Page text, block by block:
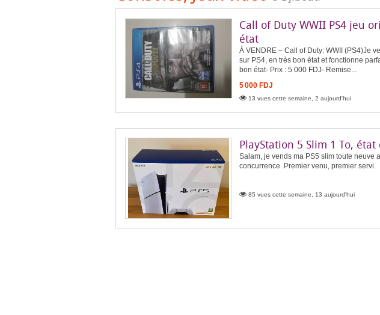
Call of Duty WWII PS4 jeu
état
À VENDRE – Call of Duty: WWII (PS4)Je
sur PS4, en très bon état et fonctionne
bon état- Prix : 5 000 FDJ- Remise...
5 000 FDJ
13 vues cette semaine, 2 aujourd'hui
PlayStation 5 Slim 1 To,
Salam, je vends ma PS5 slim toute neuve
concurrence. Premier venu, premier servi.
85 vues cette semaine, 13 aujourd'hui